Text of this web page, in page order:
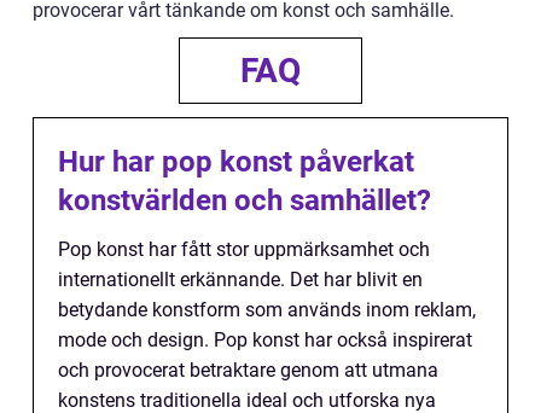
provocerar vårt tänkande om konst och samhälle.
FAQ
Hur har pop konst påverkat
konstvärlden och samhället?
Pop konst har fått stor uppmärksamhet och
internationellt erkännande. Det har blivit en
betydande konstform som används inom reklam,
mode och design. Pop konst har också inspirerat
och provocerat betraktare genom att utmana
konstens traditionella ideal och utforska nya